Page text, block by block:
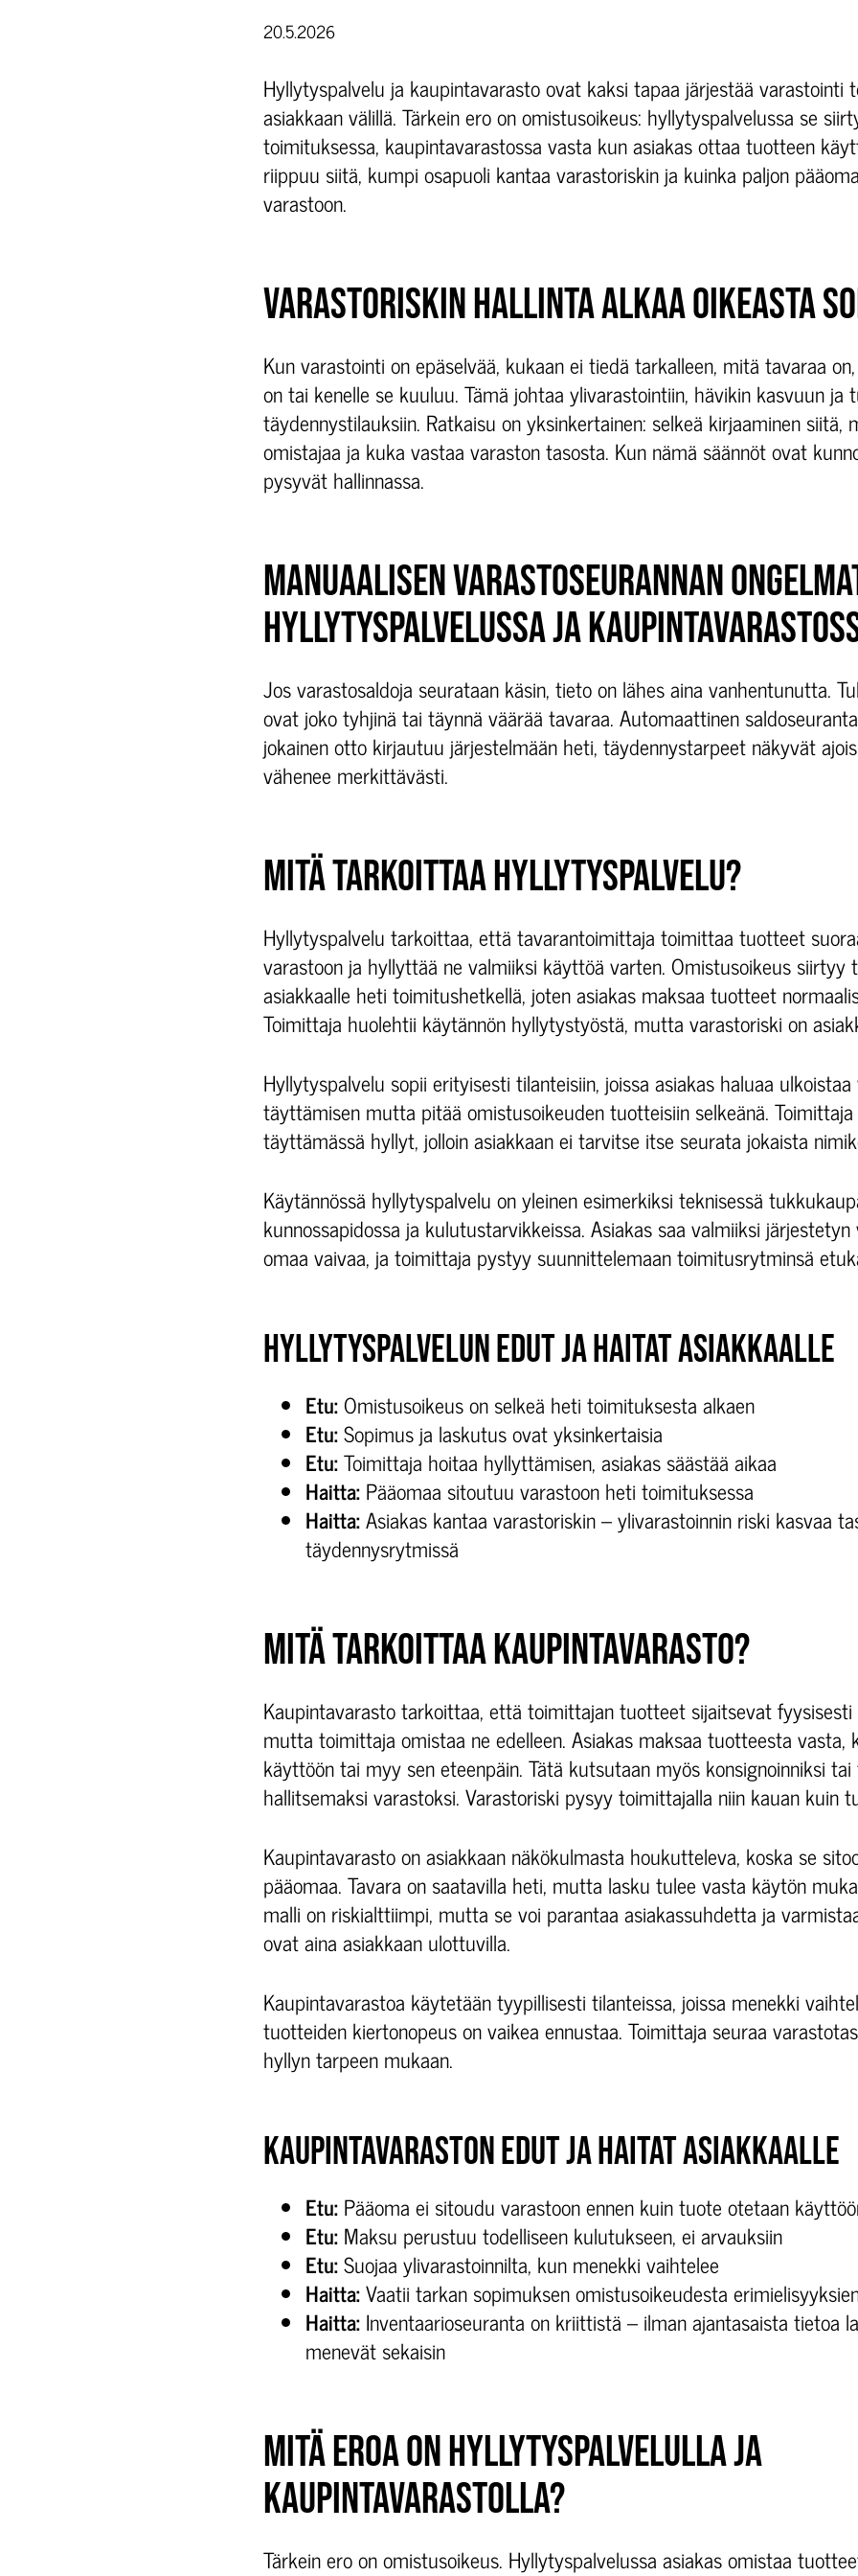
20.5.2026
Hyllytyspalvelu ja kaupintavarasto ovat kaksi tapaa järjestää varastointi
asiakkaan välillä. Tärkein ero on omistusoikeus: hyllytyspalvelussa se
toimituksessa, kaupintavarastossa vasta kun asiakas ottaa tuotteen
riippuu siitä, kumpi osapuoli kantaa varastoriskin ja kuinka paljon
varastoon.
VARASTORISKIN HALLINTA ALKAA OIKEASTA
Kun varastointi on epäselvää, kukaan ei tiedä tarkalleen, mitä tavaraa
on tai kenelle se kuuluu. Tämä johtaa ylivarastointiin, hävikin kasvuun ja
täydennystilauksiin. Ratkaisu on yksinkertainen: selkeä kirjaaminen siitä,
omistajaa ja kuka vastaa varaston tasosta. Kun nämä säännöt ovat
pysyvät hallinnassa.
MANUAALISEN VARASTOSEURANNAN
HYLLYTYSPALVELUSSA JA
Jos varastosaldoja seurataan käsin, tieto on lähes aina vanhentunutta.
ovat joko tyhjinä tai täynnä väärää tavaraa. Automaattinen
jokainen otto kirjautuu järjestelmään heti, täydennystarpeet näkyvät
vähenee merkittävästi.
MITÄ TARKOITTAA HYLLYTYSPALVELU?
Hyllytyspalvelu tarkoittaa, että tavarantoimittaja toimittaa tuotteet
varastoon ja hyllyttää ne valmiiksi käyttöä varten. Omistusoikeus siirtyy
asiakkaalle heti toimitushetkellä, joten asiakas maksaa tuotteet
Toimittaja huolehtii käytännön hyllytystyöstä, mutta varastoriski on
Hyllytyspalvelu sopii erityisesti tilanteisiin, joissa asiakas haluaa
täyttämisen mutta pitää omistusoikeuden tuotteisiin selkeänä.
täyttämässä hyllyt, jolloin asiakkaan ei tarvitse itse seurata jokaista
Käytännössä hyllytyspalvelu on yleinen esimerkiksi teknisessä
kunnossapidossa ja kulutustarvikkeissa. Asiakas saa valmiiksi
omaa vaivaa, ja toimittaja pystyy suunnittelemaan toimitusrytminsä
HYLLYTYSPALVELUN EDUT JA HAITAT ASIAKKAALLE
Etu:Omistusoikeus on selkeä heti toimituksesta alkaen
Etu:Sopimus ja laskutus ovat yksinkertaisia
Etu:Toimittaja hoitaa hyllyttämisen, asiakas säästää aikaa
Haitta:Pääomaa sitoutuu varastoon heti toimituksessa
Haitta:Asiakas kantaa varastoriskin – ylivarastoinnin riski kasvaa
täydennysrytmissä
MITÄ TARKOITTAA KAUPINTAVARASTO?
Kaupintavarasto tarkoittaa, että toimittajan tuotteet sijaitsevat fyysisesti
mutta toimittaja omistaa ne edelleen. Asiakas maksaa tuotteesta vasta,
käyttöön tai myy sen eteenpäin. Tätä kutsutaan myös konsignoinniksi
hallitsemaksi varastoksi. Varastoriski pysyy toimittajalla niin kauan kuin
Kaupintavarasto on asiakkaan näkökulmasta houkutteleva, koska se
pääomaa. Tavara on saatavilla heti, mutta lasku tulee vasta käytön
malli on riskialttiimpi, mutta se voi parantaa asiakassuhdetta ja
ovat aina asiakkaan ulottuvilla.
Kaupintavarastoa käytetään tyypillisesti tilanteissa, joissa menekki
tuotteiden kiertonopeus on vaikea ennustaa. Toimittaja seuraa
hyllyn tarpeen mukaan.
KAUPINTAVARASTON EDUT JA HAITAT ASIAKKAALLE
Etu:Pääoma ei sitoudu varastoon ennen kuin tuote otetaan
Etu:Maksu perustuu todelliseen kulutukseen, ei arvauksiin
Etu:Suojaa ylivarastoinnilta, kun menekki vaihtelee
Haitta:Vaatii tarkan sopimuksen omistusoikeudesta
Haitta:Inventaarioseuranta on kriittistä – ilman ajantasaista tietoa
menevät sekaisin
MITÄ EROA ON HYLLYTYSPALVELULLA JA
KAUPINTAVARASTOLLA?
Tärkein ero on omistusoikeus. Hyllytyspalvelussa asiakas omistaa